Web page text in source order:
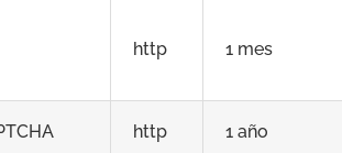
http 1 mes
http 1 año